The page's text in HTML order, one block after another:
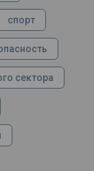
спорт
сектора